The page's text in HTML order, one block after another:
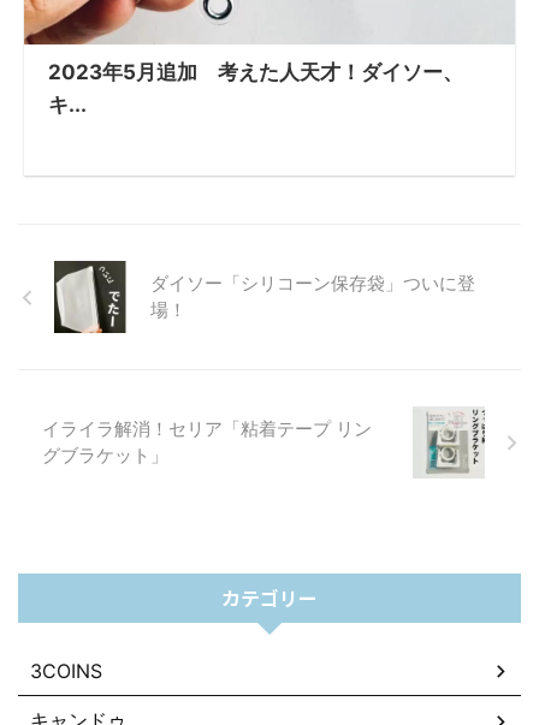
2023年5月追加 考えた人天才！ダイソー、
キ...
ダイソー「シリコーン保存袋」ついに登
場！
イライラ解消！セリア「粘着テープ リン
グブラケット」
カテゴリー
3COINS